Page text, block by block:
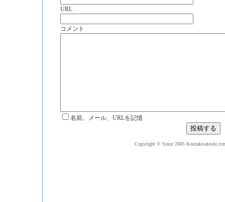
URL
コメント
名前、メール、URLを記憶
Copyright © Since 2005